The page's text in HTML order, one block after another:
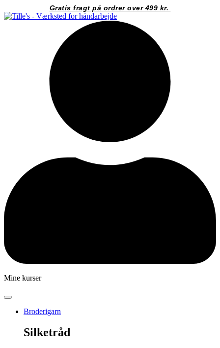
til
Gratis fragt på ordrer over 499 kr.
Mine kurser
Broderigarn
Silketråd